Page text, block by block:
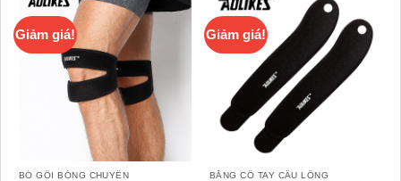
Giảm giá!
BÓ GỐI BÓNG CHUYỀN
Giảm giá!
BĂNG CỔ TAY CẦU LÔNG